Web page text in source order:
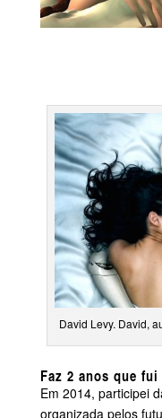
David Levy. David,
Faz 2 anos que fui
Em 2014, participei
organizada pelos